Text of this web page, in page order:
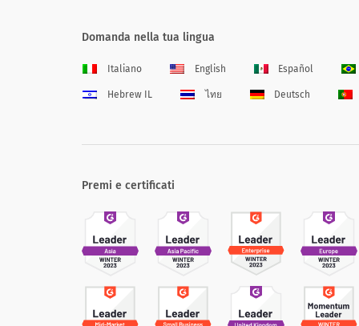
Domanda nella tua lingua
Italiano English Español
Hebrew IL ไทย Deutsch
Premi e certificati